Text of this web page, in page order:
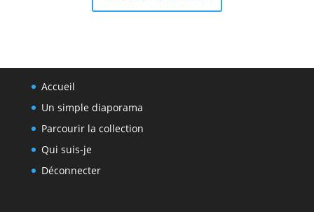
Accueil
Un simple diaporama
Parcourir la collection
Qui suis-je
Déconnecter